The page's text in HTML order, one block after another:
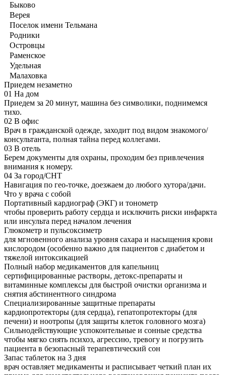
Быково
Верея
Поселок имени Тельмана
Родники
Островцы
Раменское
Удельная
Малаховка
Приедем незаметно
01 На дом
Приедем за 20 минут, машина без символики, поднимемся
тихо.
02 В офис
Врач в гражданской одежде, заходит под видом знакомого/
консультанта, полная тайна перед коллегами.
03 В отель
Берем документы для охраны, проходим без привлечения
внимания к номеру.
04 За город/СНТ
Навигация по гео-точке, доезжаем до любого хутора/дачи.
Что у врача с собой
Портативный кардиограф (ЭКГ) и тонометр
чтобы проверить работу сердца и исключить риски инфаркта
или инсульта перед началом лечения
Глюкометр и пульсоксиметр
для мгновенного анализа уровня сахара и насыщения крови
кислородом (особенно важно для пациентов с диабетом и
тяжелой интоксикацией
Полный набор медикаментов для капельниц
сертифицированные растворы, детокс-препараты и
витаминные комплексы для быстрой очистки организма и
снятия абстинентного синдрома
Специализированные защитные препараты
кардиопротекторы (для сердца), гепатопротекторы (для
печени) и ноотропы (для защиты клеток головного мозга)
Сильнодействующие успокоительные и сонные средства
чтобы мягко снять психоз, агрессию, тревогу и погрузить
пациента в безопасный терапевтический сон
Запас таблеток на 3 дня
врач оставляет медикаменты и расписывает четкий план их